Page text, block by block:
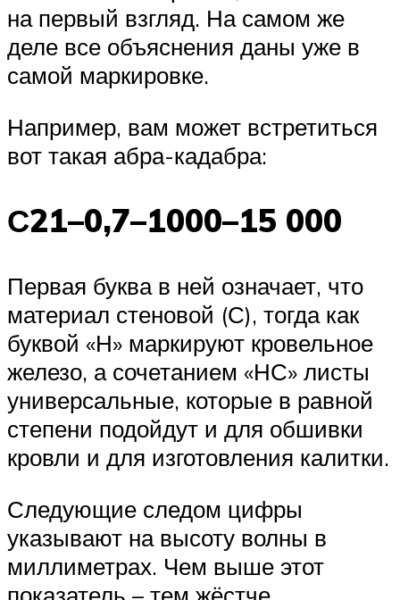
на первый взгляд. На самом же
деле все объяснения даны уже в
самой маркировке.
Например, вам может встретиться
вот такая абра-кадабра:
С21–0,7–1000–15 000
Первая буква в ней означает, что
материал стеновой (С), тогда как
буквой «Н» маркируют кровельное
железо, а сочетанием «НС» листы
универсальные, которые в равной
степени подойдут и для обшивки
кровли и для изготовления калитки.
Следующие следом цифры
указывают на высоту волны в
миллиметрах. Чем выше этот